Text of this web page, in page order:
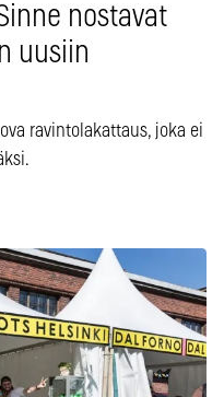
nostavat
uusiin
ravintolakattaus, joka ei